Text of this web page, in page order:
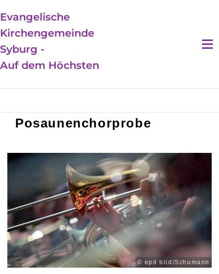
Evangelische
Kirchengemeinde
Syburg -
Auf dem Höchsten
Posaunenchorprobe
© epd bild/Schumann